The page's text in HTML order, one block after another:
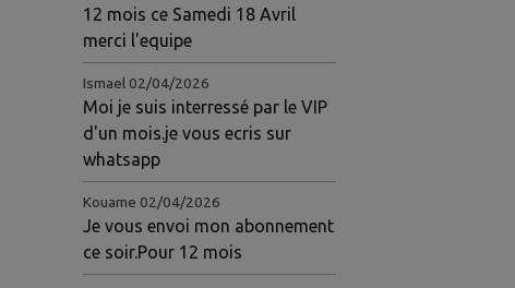
12 mois ce Samedi 18 Avril
merci l'equipe
Ismael 02/04/2026
Moi je suis interressé par le VIP
d'un mois.je vous ecris sur
whatsapp
Kouame 02/04/2026
Je vous envoi mon abonnement
ce soir.Pour 12 mois